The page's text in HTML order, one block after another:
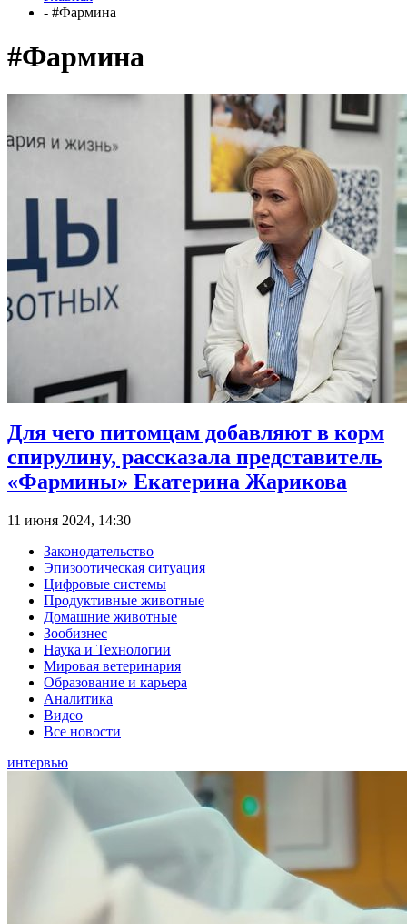
- #Фармина
#Фармина
Для чего питомцам добавляют в корм
спирулину, рассказала представитель
«Фармины» Екатерина Жарикова
11 июня 2024, 14:30
Законодательство
Эпизоотическая ситуация
Цифровые системы
Продуктивные животные
Домашние животные
Зообизнес
Наука и Технологии
Мировая ветеринария
Образование и карьера
Аналитика
Видео
Все новости
интервью